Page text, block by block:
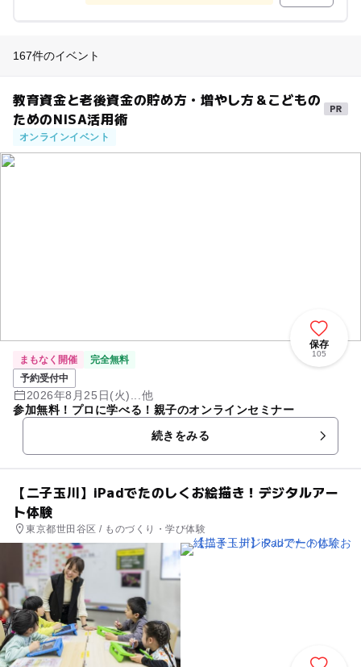
167件のイベント
教育資金と老後資金の貯め方・増やし方＆こどもの
ためのNISA活用術
オンラインイベント
保存
105
まもなく開催
完全無料
予約受付中
2026年8月25日(火)...他
参加無料！プロに学べる！親子のオンラインセミナー
続きをみる
【二子玉川】iPadでたのしくお絵描き！デジタルアー
ト体験
東京都世田谷区 / ものづくり・学び体験